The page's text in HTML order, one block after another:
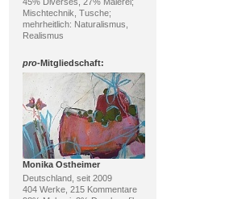
Mischtechnik, Tusche;
mehrheitlich: Naturalismus,
Realismus
pro-Mitgliedschaft:
Monika Ostheimer
Deutschland, seit 2009
404 Werke, 215 Kommentare